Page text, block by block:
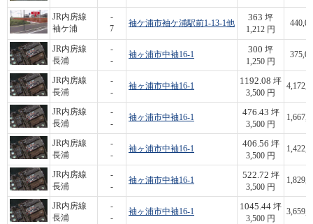
JR内房線
袖ケ浦
-
7
袖ケ浦市袖ケ浦駅前1-13-1他
363 坪
1,212 円
JR内房線
長浦
-
-
袖ヶ浦市中袖16-1
300 坪
1,250 円
JR内房線
長浦
-
-
袖ヶ浦市中袖16-1
1192.08 坪
3,500 円
JR内房線
長浦
-
-
袖ヶ浦市中袖16-1
476.43 坪
3,500 円
JR内房線
長浦
-
-
袖ヶ浦市中袖16-1
406.56 坪
3,500 円
JR内房線
長浦
-
-
袖ヶ浦市中袖16-1
522.72 坪
3,500 円
JR内房線
長浦
-
-
袖ヶ浦市中袖16-1
1045.44 坪
3,500 円